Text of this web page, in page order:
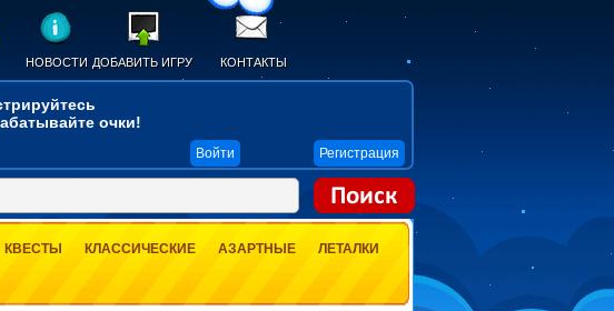
НОВОСТИ ДОБАВИТЬ ИГРУ КОНТАКТЫ
очки!
Войти Регистрация
КВЕСТЫ КЛАССИЧЕСКИЕ АЗАРТНЫЕ
ЛЕТАЛКИ